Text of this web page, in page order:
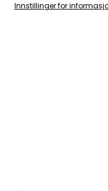
Innstillinger for